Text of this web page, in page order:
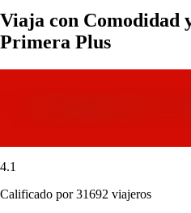
Viaja con Comodidad
Primera Plus
4.1
Calificado por 31692 viajeros